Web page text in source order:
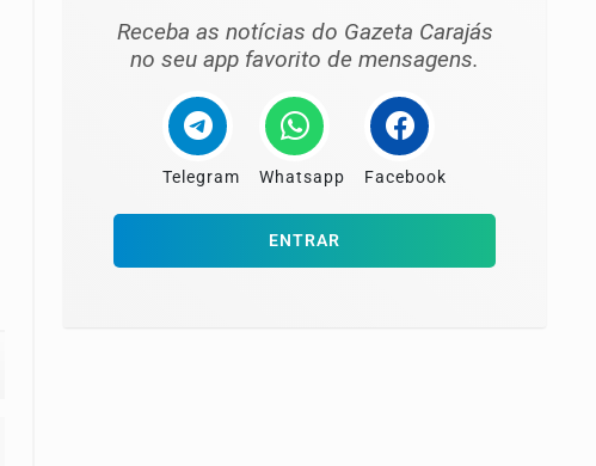
Receba as notícias do Gazeta Carajás
no seu app favorito de mensagens.
Telegram Whatsapp Facebook
ENTRAR